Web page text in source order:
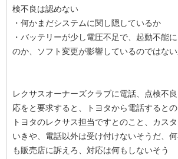
検不良は認めない
・何かまだシステムに関し隠しているか
・バッテリーが少し電圧不足で、起動不能
のか、ソフト変更が影響しているのではな
レクサスオーナーズクラブに電話、点検不
応をと要求すると、トヨタから電話するとの
トヨタのレクサス担当ですとのこと、カス
いきや、電話以外は受け付けないそうだ、
も販売店に訴えろ、対応は何もしないそう